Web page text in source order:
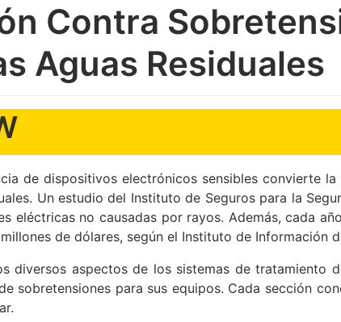
Contra
Aguas Residuales
de dispositivos electrónicos sensibles convierte
Un estudio del Instituto de Seguros para la
eléctricas no causadas por rayos. Además, cada
de dólares, según el Instituto de Información
diversos aspectos de los sistemas de tratamiento
sobretensiones para sus equipos. Cada sección